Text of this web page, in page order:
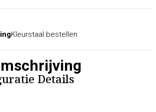
Kleurstaal bestellen
Details